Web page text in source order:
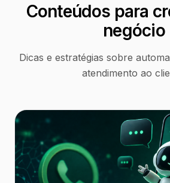
Conteúdos para
negócio
Dicas e estratégias sobre
atendimento ao